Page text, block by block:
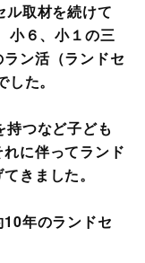
ル取材を続けて
小６、小１の三
ン活（ランドセ
た。
つなど子ども
に伴ってランド
きました。
年のランドセ